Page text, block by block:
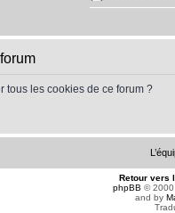
tous les cookies de ce forum ?
Retour vers
phpBB ©
and by